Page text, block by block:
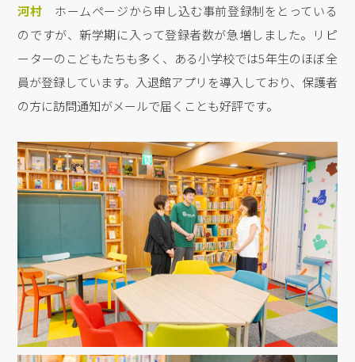
河村 ホームページから申し込む事前登録制をとっている
のですが、新学期に入って登録者数が急増しました。リピ
ーターのこどもたちも多く、ある小学校では5年生のほぼ全
員が登録しています。入退館アプリを導入しており、保護者
の方に訪問通知がメールで届くことも好評です。